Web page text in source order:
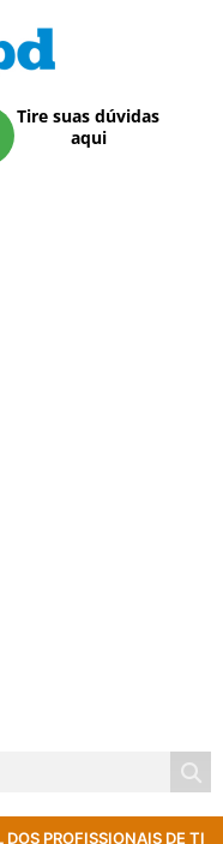
Tire suas dúvidas
aqui
DOS PROFISSIONAIS DE TI